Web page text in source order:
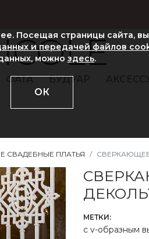
ФАТА БУДУАР
СВАДЕБНЫЕ ПЛАТЬЯ
МЕТКИ:
с v-образным
Посещая страницы сайта,
и передачей файлов
можно здесь.
ОК